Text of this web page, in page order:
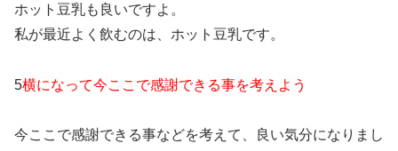
ホット豆乳も良いですよ。
私が最近よく飲むのは、ホット豆乳です。
5横になって今ここで感謝できる事を考えよう
今ここで感謝できる事などを考えて、良い気分になりまし